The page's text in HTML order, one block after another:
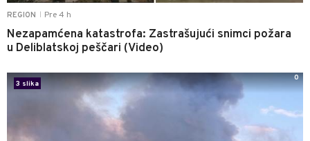
REGION Pre 4 h
Nezapamćena katastrofa: Zastrašujući snimci požara
u Deliblatskoj peščari (Video)
3 slika
0